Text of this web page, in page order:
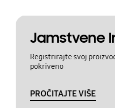
Jamstvene
Registrirajte svoj
pokriveno
PROČITAJTE VIŠE